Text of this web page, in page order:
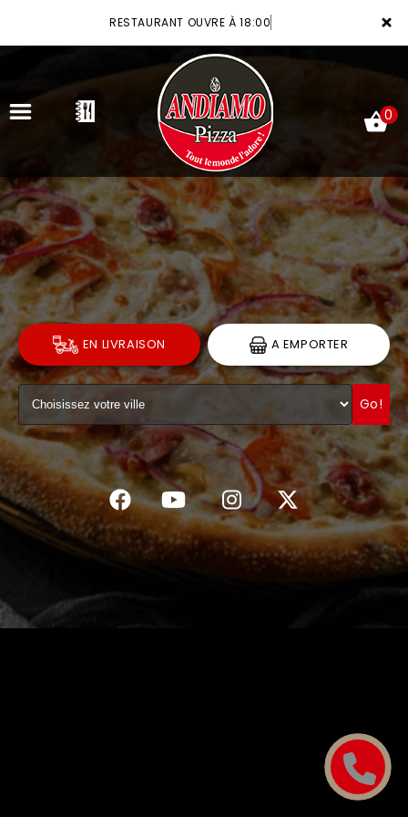
×
RESTAURANT OUVRE À 18:00
ACCUEIL
LA CARTE
VOTRE COMPTE
NOTRE RESTAURANT
VOS AVIS
MENTIONS LÉGALES
C.G.V
0
EN LIVRAISON A EMPORTER
Go!